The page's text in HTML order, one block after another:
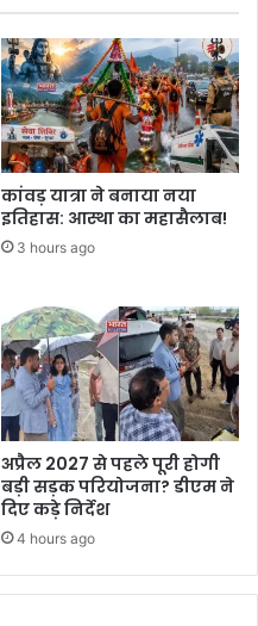
कांवड़ यात्रा ने बनाया नया
इतिहास: आस्था का महासैलाब!
3 hours ago
अप्रैल 2027 से पहले पूरी होगी
बड़ी सड़क परियोजना? डीएम ने
दिए कड़े निर्देश
4 hours ago